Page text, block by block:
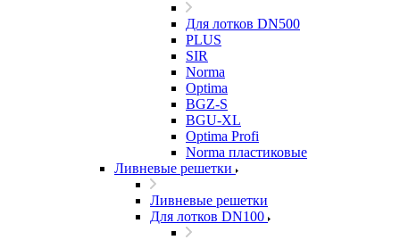
Для лотков DN500
PLUS
SIR
Norma
Optima
BGZ-S
BGU-XL
Optima Profi
Norma пластиковые
Ливневые решетки
Ливневые решетки
Для лотков DN100